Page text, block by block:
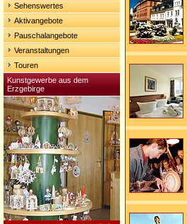
Sehenswertes
Aktivangebote
Pauschalangebote
Veranstaltungen
Touren
Kunstgewerbe aus dem
Erzgebirge